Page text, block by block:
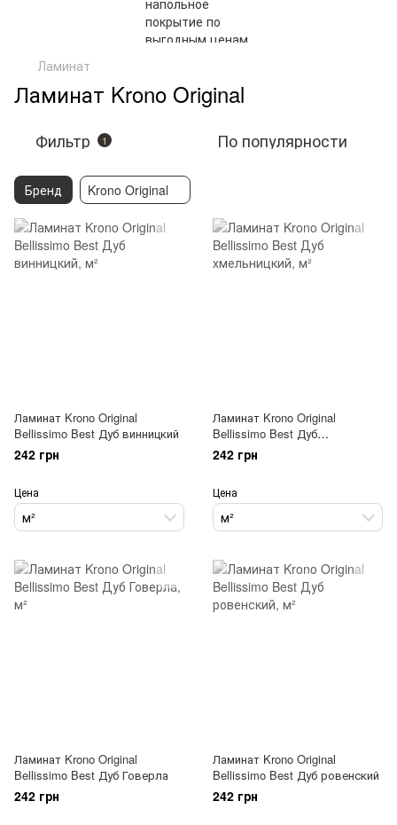
Ламинат
Ламинат Krono Original
Фильтр 1 По популярности
Бренд Krono Original
Ламинат Krono Original
Bellissimo Best Дуб винницкий
242 грн
Цена
м²
Ламинат Krono Original
Bellissimo Best Дуб
хмельницкий
242 грн
Цена
м²
Ламинат Krono Original
Bellissimo Best Дуб Говерла
242 грн
Ламинат Krono Original
Bellissimo Best Дуб ровенский
242 грн